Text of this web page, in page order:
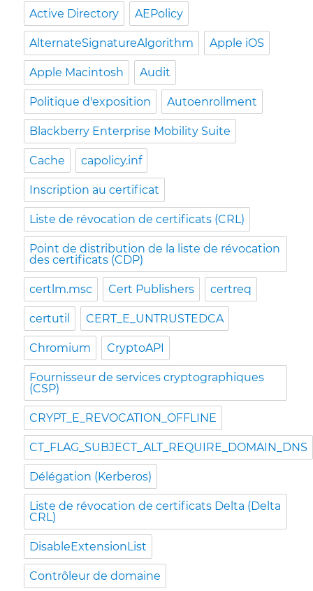
Active Directory AEPolicy
AlternateSignatureAlgorithm Apple iOS
Apple Macintosh Audit
Politique d'exposition Autoenrollment
Blackberry Enterprise Mobility Suite
Cache capolicy.inf
Inscription au certificat
Liste de révocation de certificats (CRL)
Point de distribution de la liste de révocation
des certificats (CDP)
certlm.msc Cert Publishers certreq
certutil CERT_E_UNTRUSTEDCA
Chromium CryptoAPI
Fournisseur de services cryptographiques
(CSP)
CRYPT_E_REVOCATION_OFFLINE
CT_FLAG_SUBJECT_ALT_REQUIRE_DOMAIN_DNS
Délégation (Kerberos)
Liste de révocation de certificats Delta (Delta
CRL)
DisableExtensionList
Contrôleur de domaine